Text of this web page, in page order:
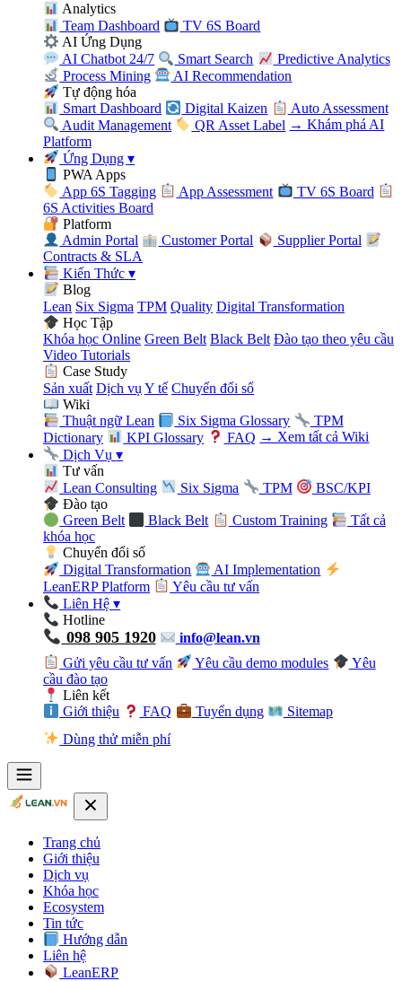
Analytics
Team Dashboard
TV 6S Board
AI Ứng Dụng
AI Chatbot 24/7
Smart Search
Predictive Analytics
Process Mining
AI Recommendation
Tự động hóa
Smart Dashboard
Digital Kaizen
Auto Assessment
Audit Management
QR Asset Label → Khám phá AI
Platform
Ứng Dụng▾
PWA Apps
App 6S Tagging
App Assessment
TV 6S Board
6S Activities Board
Platform
Admin Portal
Customer Portal
Supplier Portal
Contracts & SLA
Kiến Thức▾
Blog
Lean Six Sigma TPM Quality Digital Transformation
Học Tập
Khóa học Online Green Belt Black Belt Đào tạo theo yêu cầu
Video Tutorials
Case Study
Sản xuất Dịch vụ Y tế Chuyển đổi số
Wiki
Thuật ngữ Lean
Six Sigma Glossary
TPM
Dictionary
KPI Glossary FAQ → Xem tất cả Wiki
Dịch Vụ▾
Tư vấn
Lean Consulting
Six Sigma TPM
BSC/KPI
Đào tạo
Green Belt
Black Belt Custom Training
Tất cả
khóa học
Chuyển đổi số
Digital Transformation
AI Implementation
LeanERP Platform
Yêu cầu tư vấn
Liên Hệ▾
Hotline
098 905 1920
info@lean.vn
Gửi yêu cầu tư vấn
Yêu cầu demo modules
Yêu
cầu đào tạo
Liên kết
Giới thiệu
FAQ Tuyển dụng
Sitemap
Dùng thử miễn phí
Trang chủ
Giới thiệu
Dịch vụ
Khóa học
Ecosystem
Tin tức
Hướng dẫn
Liên hệ
LeanERP